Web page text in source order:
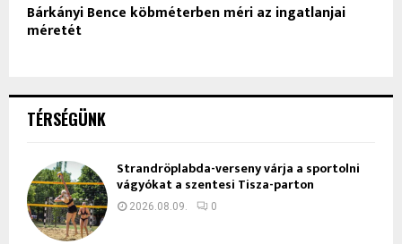
Bárkányi Bence köbméterben méri az ingatlanjai
méretét
TÉRSÉGÜNK
Strandröplabda-verseny várja a sportolni
vágyókat a szentesi Tisza-parton
2026.08.09. 0